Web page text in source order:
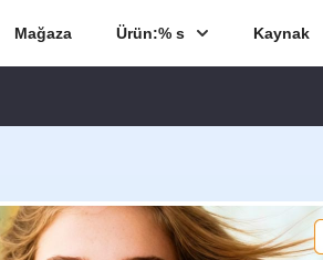
Mağaza Ürün:% s Kaynak